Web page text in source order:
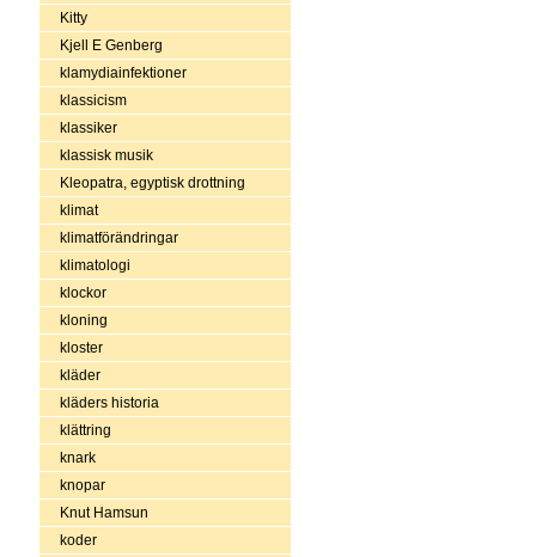
Kitty
Kjell E Genberg
klamydiainfektioner
klassicism
klassiker
klassisk musik
Kleopatra, egyptisk drottning
klimat
klimatförändringar
klimatologi
klockor
kloning
kloster
kläder
kläders historia
klättring
knark
knopar
Knut Hamsun
koder